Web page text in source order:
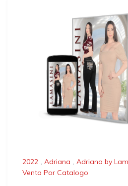
2022 , Adriana , Adriana by
Venta Por Catalogo